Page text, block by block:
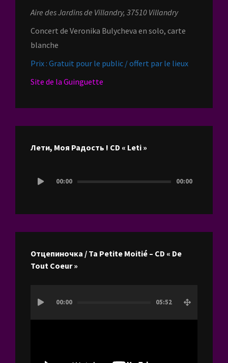
Aire des Jardins de Villandry, 37510 Villandry
Concert de Veronika Bulycheva en solo, carte
blanche
Prix : Gratuit pour le public / offert par le lieux
Site de la Guinguette
Лети, Моя Радость ! CD « Leti »
audio
00:00 00:00
Отцепиночка / Ta Petite Moitié – CD « De
Tout Coeur »
vidéo
00:00 05:52